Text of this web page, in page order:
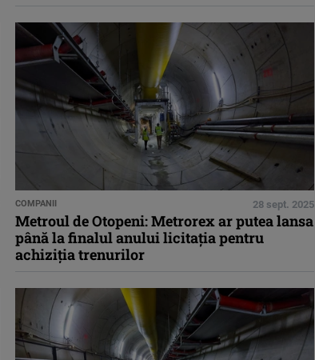
COMPANII 28 sept. 2025
Metroul de Otopeni: Metrorex ar putea lansa
până la finalul anului licitația pentru
achiziția trenurilor